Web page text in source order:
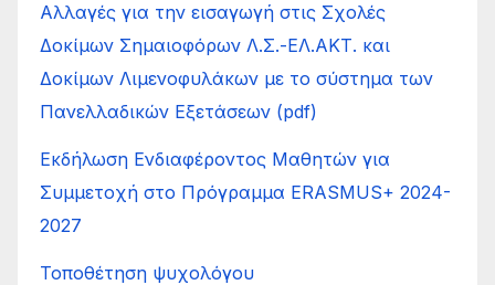
Αλλαγές για την εισαγωγή στις Σχολές
Δοκίμων Σημαιοφόρων Λ.Σ.-ΕΛ.ΑΚΤ. και
Δοκίμων Λιμενοφυλάκων με το σύστημα των
Πανελλαδικών Εξετάσεων (pdf)
Εκδήλωση Ενδιαφέροντος Μαθητών για
Συμμετοχή στο Πρόγραμμα ERASMUS+ 2024-
2027
Τοποθέτηση ψυχολόγου